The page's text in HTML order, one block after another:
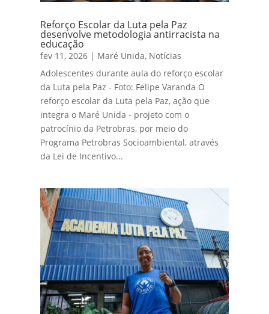
Reforço Escolar da Luta pela Paz
desenvolve metodologia antirracista na
educação
fev 11, 2026 | Maré Unida, Notícias
Adolescentes durante aula do reforço escolar
da Luta pela Paz - Foto: Felipe Varanda O
reforço escolar da Luta pela Paz, ação que
integra o Maré Unida - projeto com o
patrocínio da Petrobras, por meio do
Programa Petrobras Socioambiental, através
da Lei de Incentivo...